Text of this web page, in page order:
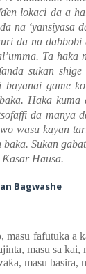
en lokaci da a
na ‘yansiyasa
da na
Ta haka
anda sukan
game
Haka kuma
da manya
wasu kayan
baka. Sukan
Ƙasar Hausa.
Bagwashe
masu fafutuka a
masu sa
ƙa, masu basira,